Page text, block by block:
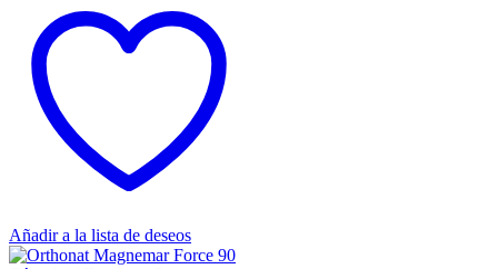
Añadir a la lista de deseos